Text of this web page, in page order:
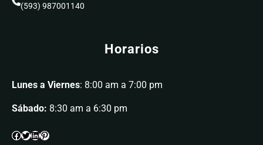
(593) 987001140
Horarios
Lunes a Viernes: 8:00 am a 7:00 pm
Sábado: 8:30 am a 6:30 pm